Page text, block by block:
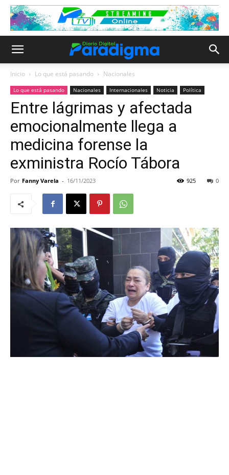
Inicio Lo que está pasando Nacionales
Lo que está pasando Nacionales Internacionales Noticia Política
Entre lágrimas y afectada
emocionalmente llega a
medicina forense la
exministra Rocío Tábora
Por Fanny Varela - 16/11/2023 0
925